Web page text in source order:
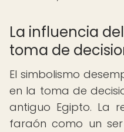
La influencia
toma de
El simbolismo
en la toma de
antiguo Egipto. La
faraón como un